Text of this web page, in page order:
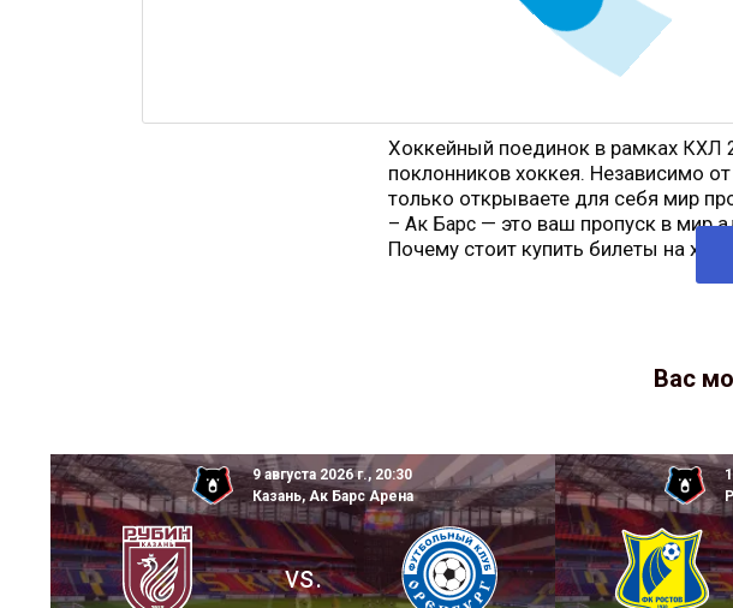
Хоккейный поединок в рамках КХЛ
поклонников хоккея. Независимо
только открываете для себя мир
– Ак Барс — это ваш пропуск в мир
Почему стоит купить билеты на
Вас
9 августа 2026 г., 20:30
Казань, Ак Барс Арена
vs.